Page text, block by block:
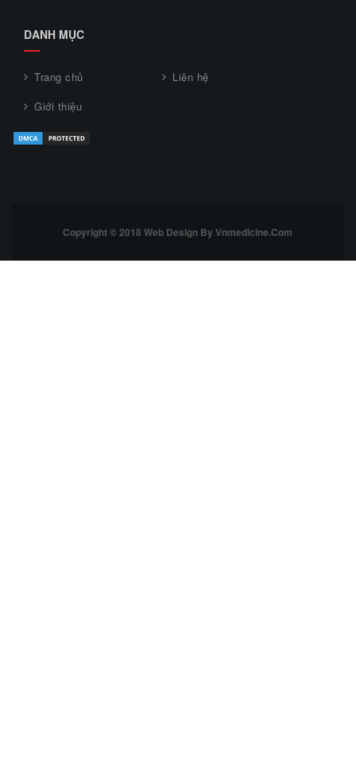
DANH MỤC
Trang chủ
Liên hệ
Giới thiệu
Copyright © 2018 Web Design By Vnmedicine.com